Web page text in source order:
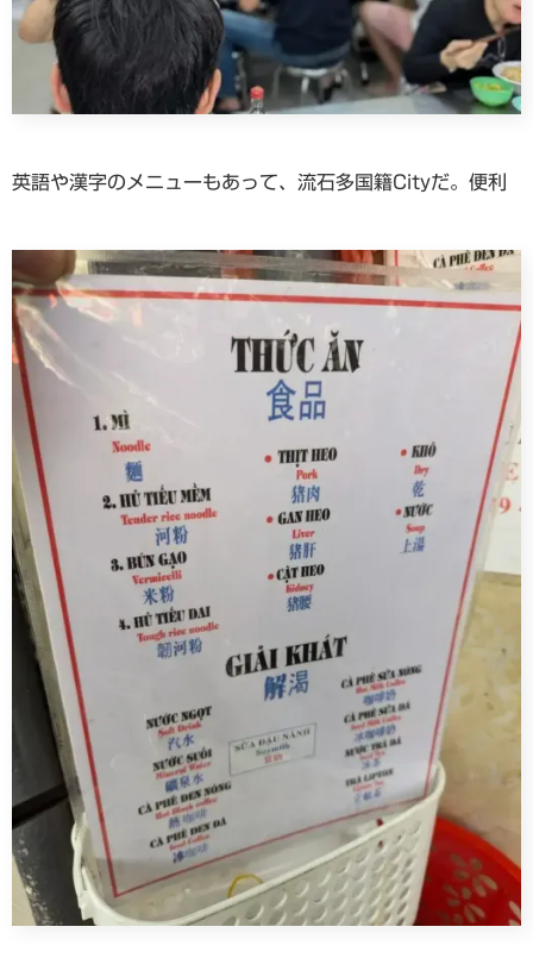
英語や漢字のメニューもあって、流石多国籍Cityだ。便利